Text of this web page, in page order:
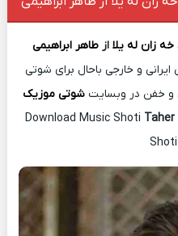
زان له یلا ازطاهر ابراهیمی
و خارجی باحال برای شوتی
و خفن در وبسایتشوتی موزیک
Download Music Shoti Taher